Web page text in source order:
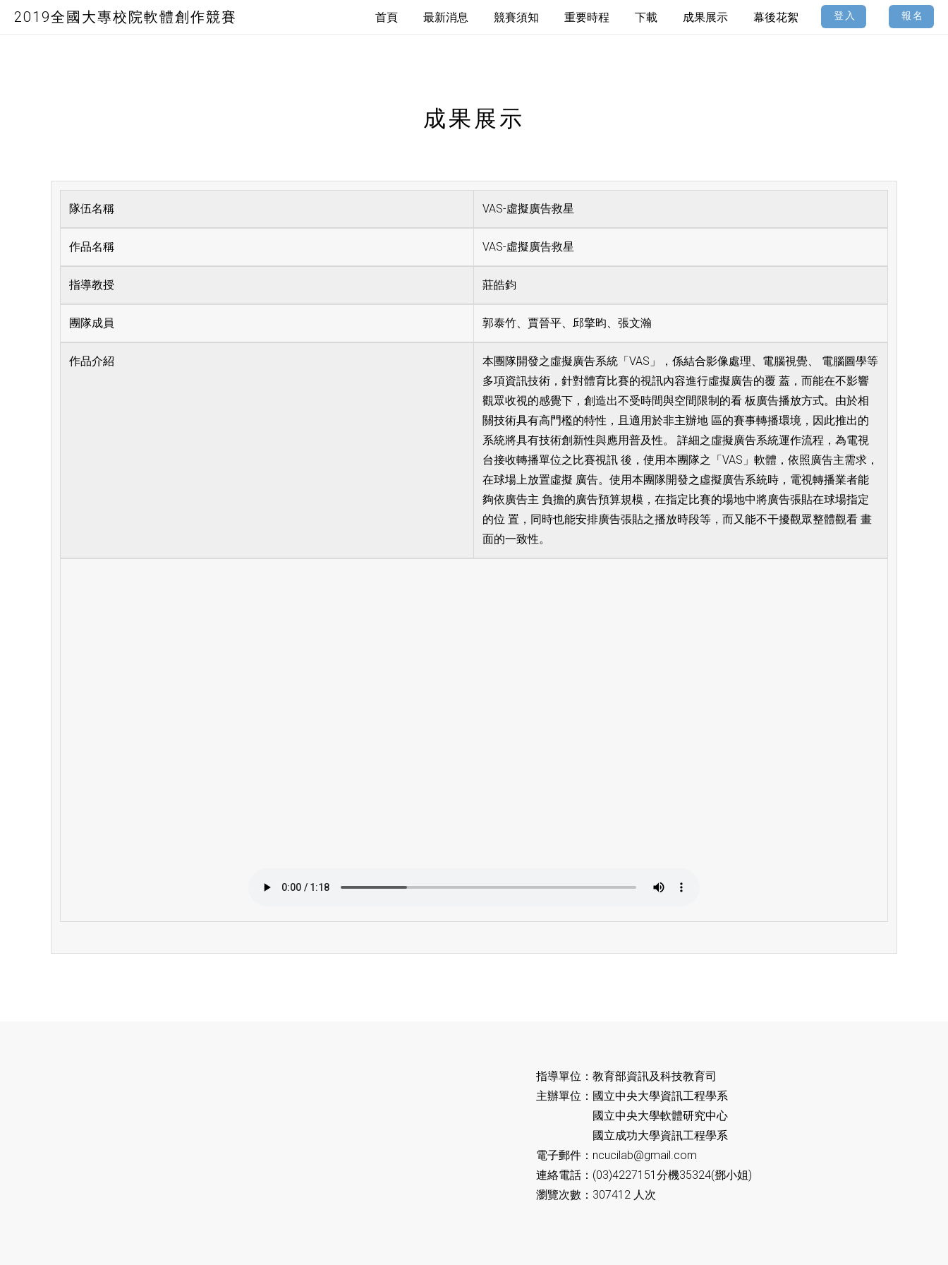
成果展示
隊伍名稱 VAS-虛擬廣告救星
作品名稱 VAS-虛擬廣告救星
指導教授 莊皓鈞
團隊成員 郭泰竹、賈晉平、邱擎昀、張文瀚
作品介紹
本團隊開發之虛擬廣告系統「VAS」，係結合影像處理、電腦視覺、 電腦圖學等
多項資訊技術，針對體育比賽的視訊內容進行虛擬廣告的覆 蓋，而能在不影響
觀眾收視的感覺下，創造出不受時間與空間限制的看 板廣告播放方式。由於相
關技術具有高門檻的特性，且適用於非主辦地 區的賽事轉播環境，因此推出的
系統將具有技術創新性與應用普及性。 詳細之虛擬廣告系統運作流程，為電視
台接收轉播單位之比賽視訊 後，使用本團隊之「VAS」軟體，依照廣告主需求，
在球場上放置虛擬 廣告。使用本團隊開發之虛擬廣告系統時，電視轉播業者能
夠依廣告主 負擔的廣告預算規模，在指定比賽的場地中將廣告張貼在球場指定
的位 置，同時也能安排廣告張貼之播放時段等，而又能不干擾觀眾整體觀看 畫
面的一致性。
指導單位：教育部資訊及科技教育司
主辦單位：國立中央大學資訊工程學系
國立中央大學軟體研究中心
國立成功大學資訊工程學系
電子郵件：ncucilab@gmail.com
連絡電話：(03)4227151分機35324(鄧小姐)
瀏覽次數：307412 人次
2019全國大專校院軟體創作競賽 首頁 最新消息 競賽須知 重要時程 下載 成果展示 幕後花絮 登入 報名